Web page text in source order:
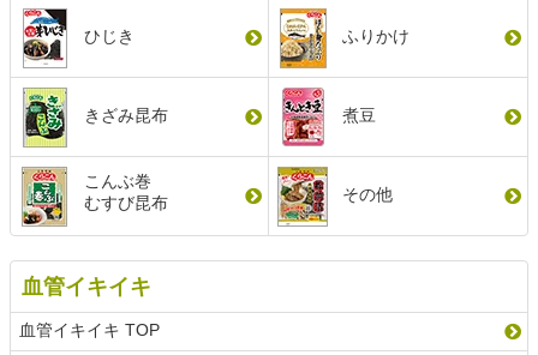
ひじき ふりかけ
きざみ昆布 煮豆
こんぶ巻
むすび昆布
その他
血管イキイキ
血管イキイキ TOP